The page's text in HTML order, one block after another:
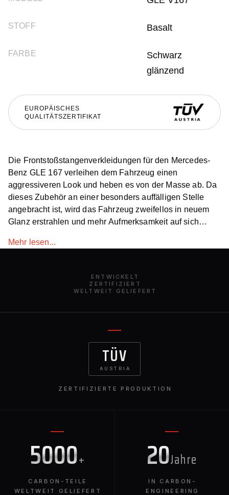
STOFF Basalt
FARBE
Schwarz
glänzend
EUROPÄISCHES
QUALITÄTSZERTIFIKAT
Die Frontstoßstangenverkleidungen für den Mercedes-
Benz GLE 167 verleihen dem Fahrzeug einen
aggressiveren Look und heben es von der Masse ab. Da
dieses Zubehör an einer besonders auffälligen Stelle
angebracht ist, wird das Fahrzeug zweifellos in neuem
Glanz erstrahlen und mehr Aufmerksamkeit auf sich
Mercedes-Benz GLE 167 bestehen aus hochwertigem
Mehr lesen...
ENTWICKELT
ZERTIFIZIERT
WELTWEIT GELIEFERT
5000+
CARBON-TEILE
WELTWEIT GELIEFERT
20Jahre
IN CARBON-
ENGINEERING
TÜV
AUSTRIA
ZERTIFIZIERTE PRODUKTION